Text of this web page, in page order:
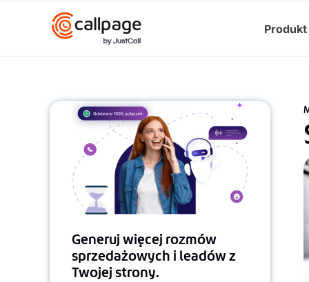
Produkt
Generuj więcej rozmów
sprzedażowych i leadów z
Twojej strony.